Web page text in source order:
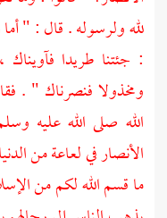
لله ولرسوله . قال : "
: جئتنا طريدا فآويناك
ومخذولا فنصرناك " .
الله صلى الله عليه
الأنصارفي لعاعة من
ما قسم الله لكم من